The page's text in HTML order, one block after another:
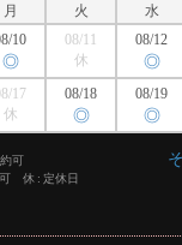
月 火 水
10
◎
08/11
休
08/12
◎
17
休
08/18
◎
08/19
◎
可
休 定休日